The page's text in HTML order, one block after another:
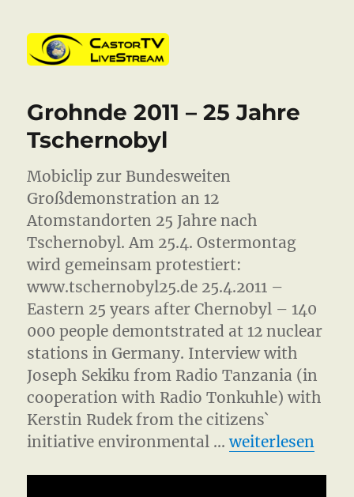
Grohnde 2011 – 25 Jahre
Tschernobyl
Mobiclip zur Bundesweiten
Großdemonstration an 12
Atomstandorten 25 Jahre nach
Tschernobyl. Am 25.4. Ostermontag
wird gemeinsam protestiert:
www.tschernobyl25.de 25.4.2011 –
Eastern 25 years after Chernobyl – 140
000 people demontstrated at 12 nuclear
stations in Germany. Interview with
Joseph Sekiku from Radio Tanzania (in
cooperation with Radio Tonkuhle) with
Kerstin Rudek from the citizens`
initiative environmental …„Grohnde 2011
weiterlesen